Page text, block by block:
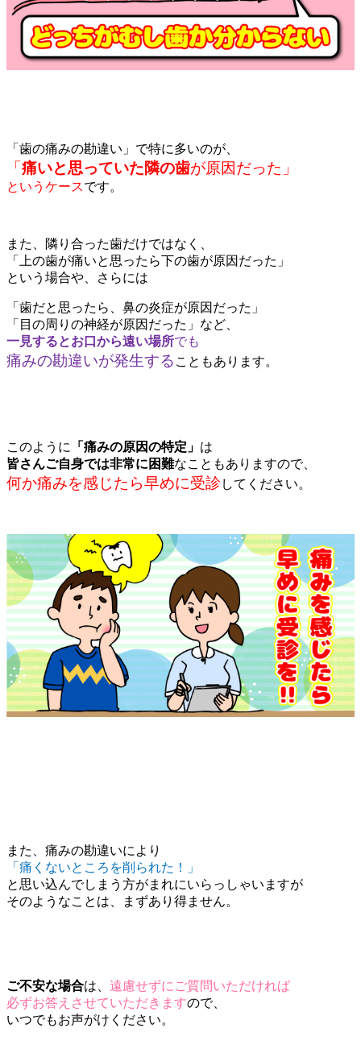
「歯の痛みの勘違い」で特に多いのが、
「 痛いと思っていた隣の歯が原因だった」
というケースです。
また、隣り合った歯だけではなく、
「上の歯が痛いと思ったら下の歯が原因だった」
という場合や、さらには
「歯だと思ったら、鼻の炎症が原因だった」
「目の周りの神経が原因だった」など、
一見するとお口から遠い場所でも
痛みの勘違いが発生する こともあります。
このように 「痛みの原因の特定」 は
皆さんご自身では非常に困難なこともありますので、
何か痛みを感じたら早めに受診 してください。
また、痛みの勘違いにより
「痛くないところを削られた！」
と思い込んでしまう方がまれにいらっしゃいますが
そのようなことは、まずあり得ません。
ご不安な場合は、 遠慮せずにご質問いただければ
必ずお答えさせていただきますので、
いつでもお声がけください。